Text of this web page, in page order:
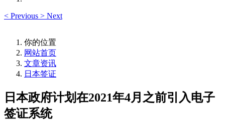
< Previous > Next
你的位置
网站首页
文章资讯
日本签证
日本政府计划在2021年4月之前引入电子
签证系统